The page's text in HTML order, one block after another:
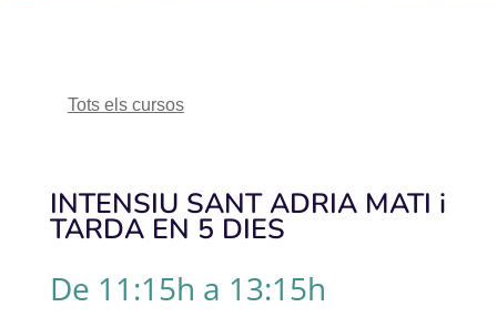
Tots els cursos
INTENSIU SANT ADRIA MATI i
TARDA EN 5 DIES
De 11:15h a 13:15h